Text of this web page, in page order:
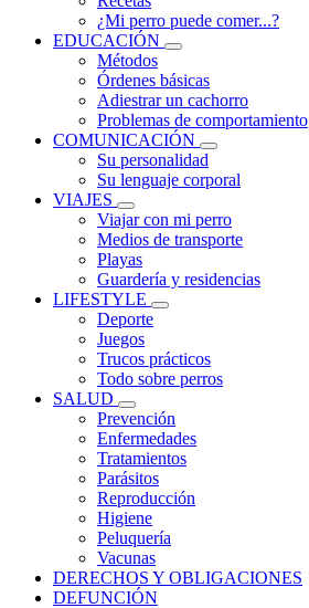
¿Mi perro puede comer...?
EDUCACIÓN
Métodos
Órdenes básicas
Adiestrar un cachorro
Problemas de comportamiento
COMUNICACIÓN
Su personalidad
Su lenguaje corporal
VIAJES
Viajar con mi perro
Medios de transporte
Playas
Guardería y residencias
LIFESTYLE
Deporte
Juegos
Trucos prácticos
Todo sobre perros
SALUD
Prevención
Enfermedades
Tratamientos
Parásitos
Reproducción
Higiene
Peluquería
Vacunas
DERECHOS Y OBLIGACIONES
DEFUNCIÓN